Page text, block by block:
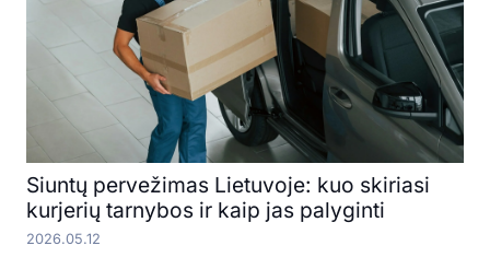
Siuntų pervežimas Lietuvoje: kuo skiriasi
kurjerių tarnybos ir kaip jas palyginti
2026.05.12